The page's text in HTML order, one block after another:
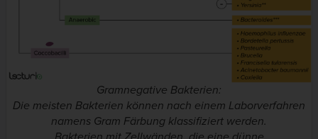
Gramnegative Bakterien:
Die meisten Bakterien können nach einem Laborverfahren
namens Gram Färbung klassifiziert werden.